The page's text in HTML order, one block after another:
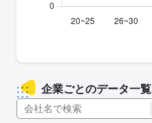
企業ごとのデータ一覧